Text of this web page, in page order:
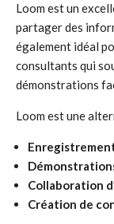
Loom est un
partager des
également idéal
consultants qui
démonstrations
Loom est une
Collaboration
Création de